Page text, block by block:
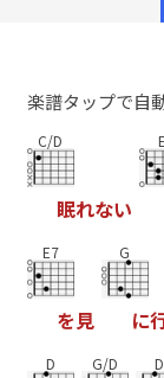
楽譜タップで自
C/D
眠れない
E
E7
を見
G
に
D G/D D